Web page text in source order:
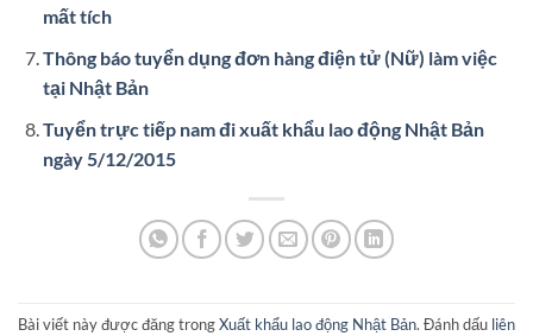
mất tích
Thông báo tuyển dụng đơn hàng điện tử (Nữ) làm việc
tại Nhật Bản
Tuyển trực tiếp nam đi xuất khẩu lao động Nhật Bản
ngày 5/12/2015
Bài viết này được đăng trongXuất khẩu lao động Nhật Bản. Đánh dấu liên